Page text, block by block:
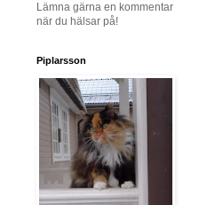
Lämna gärna en kommentar
när du hälsar på!
Piplarsson